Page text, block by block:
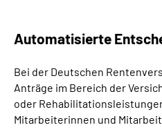
Automatisierte
Bei der Deutschen
Anträge im Bereich der
oder
Mitarbeiterinnen und